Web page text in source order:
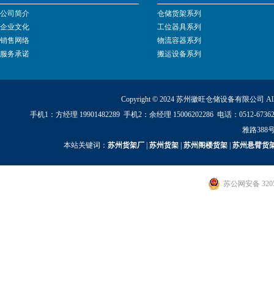
公司简介
企业文化
销售网络
服务承诺
仓储货架系列
工位器具系列
物流容器系列
搬运设备系列
Copyright © 2024 苏州徽旺仓储设备有限公司
手机1：方经理 19901482289 手机2：余经理 15006202286 电话：0512-
雅路388
本站关键词： 苏州货架厂 苏州货架 苏州阁楼货架 苏州悬臂货
苏公网安备